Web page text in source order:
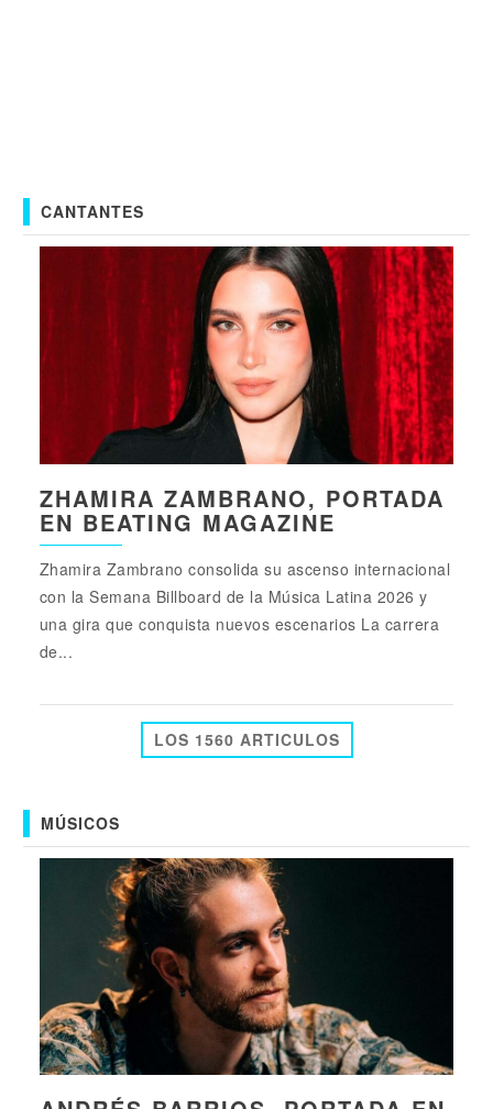
CANTANTES
ZHAMIRA ZAMBRANO, PORTADA
EN BEATING MAGAZINE
Zhamira Zambrano consolida su ascenso internacional
con la Semana Billboard de la Música Latina 2026 y
una gira que conquista nuevos escenarios La carrera
de...
LOS 1560 ARTICULOS
MÚSICOS